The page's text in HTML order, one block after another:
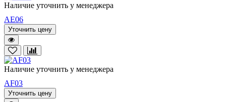
Наличие уточнить у менеджера
AE06
Уточнить цену
Наличие уточнить у менеджера
AF03
Уточнить цену